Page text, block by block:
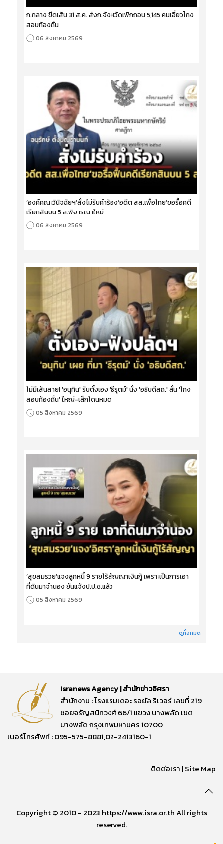
ก.กลาง ขีดเส้น 31 ส.ค. ส่งก.จังหวัดเพิกถอน 5,145 คนเอี่ยวโกง
สอบท้องถิ่น
06 สิงหาคม 2569
‘องค์คณะวินิจฉัยฯ’สั่งไม่รับคำร้อง‘อดีต สส.เพื่อไทย’ขอรื้อคดี
เรียกสินบน 5 ล.พิจารณาใหม่
06 สิงหาคม 2569
ไม่มีเส้นสาย! 'อนุทิน' รับตั้งเอง 'ธีรุตม์' นั่ง 'อธิบดีสถ.' ลั่น 'โกง
สอบท้องถิ่น' ใหญ่-เล็กโดนหมด
05 สิงหาคม 2569
‘สุขสมรวย’แจงลูกหนี้ 9 รายไร้สัญญาเงินกู้ เพราะเป็นการเอา
ที่ดินมาจำนอง ยันแจ้งป.ป.ช.แล้ว
05 สิงหาคม 2569
ดูทั้งหมด
Isranews Agency | สำนักข่าวอิศรา
สำนักงาน : โรงแรมเดอะ รอยัล ริเวอร์ เลขที่ 219
ซอยจรัญสนิทวงศ์ 66/1 แขวง บางพลัด เขต
บางพลัด กรุงเทพมหานคร 10700
เบอร์โทรศัพท์ : 095-575-8881,02-2413160-1
ติดต่อเรา |Site Map
Copyright © 2010 - 2023 https://www.isra.or.th All rights
reserved.